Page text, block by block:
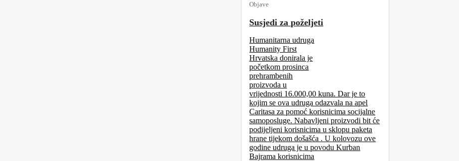
Objave
Susjedi za poželjeti
Humanitarna udruga
Humanity First
Hrvatska donirala je
početkom prosinca
prehrambenih
proizvoda u
vrijednosti 16.000,00 kuna. Dar je to
kojim se ova udruga odazvala na apel
Caritasa za pomoć korisnicima socijalne
samoposluge. Nabavljeni proizvodi bit će
podijeljeni korisnicima u sklopu paketa
hrane tijekom došašća . U kolovozu ove
godine udruga je u povodu Kurban
Bajrama korisnicima